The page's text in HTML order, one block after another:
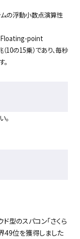
ムの浮動小数点演算性
Floating-point
の15乗）であり、毎秒
。
型のスパコン「さくら
49位を獲得しました